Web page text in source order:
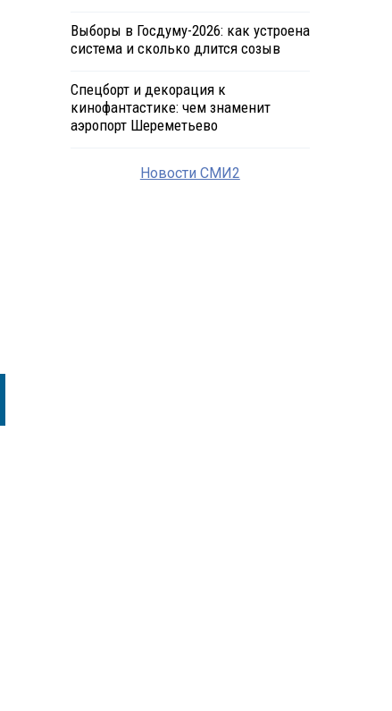
Выборы в Госдуму-2026: как устроена
система и сколько длится созыв
Спецборт и декорация к
кинофантастике: чем знаменит
аэропорт Шереметьево
Новости СМИ2